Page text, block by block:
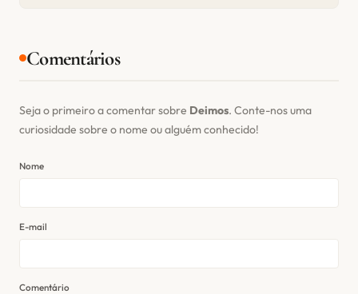
Comentários
Seja o primeiro a comentar sobre Deimos. Conte-nos uma
curiosidade sobre o nome ou alguém conhecido!
Nome
E-mail
Comentário